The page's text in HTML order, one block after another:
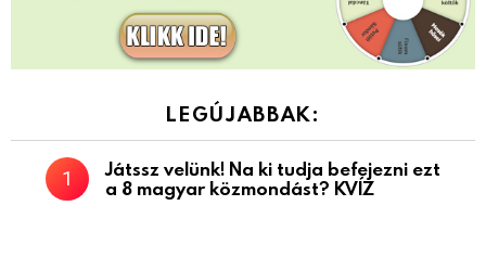
LEGÚJABBAK:
Játssz velünk! Na ki tudja befejezni ezt
a 8 magyar közmondást? KVÍZ